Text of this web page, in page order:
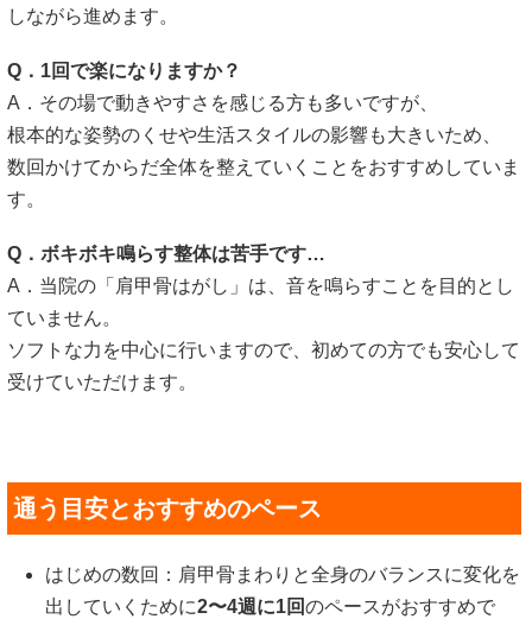
しながら進めます。
Q．1回で楽になりますか？
A．その場で動きやすさを感じる方も多いですが、
根本的な姿勢のくせや生活スタイルの影響も大きいため、
数回かけてからだ全体を整えていくことをおすすめしていま
す。
Q．ボキボキ鳴らす整体は苦手です…
A．当院の「肩甲骨はがし」は、音を鳴らすことを目的とし
ていません。
ソフトな力を中心に行いますので、初めての方でも安心して
受けていただけます。
通う目安とおすすめのペース
はじめの数回：肩甲骨まわりと全身のバランスに変化を
出していくために2〜4週に1回のペースがおすすめで